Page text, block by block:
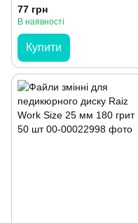
Work Size 15 мм 80 грит 50
шт
77 грн
В наявності
Купити